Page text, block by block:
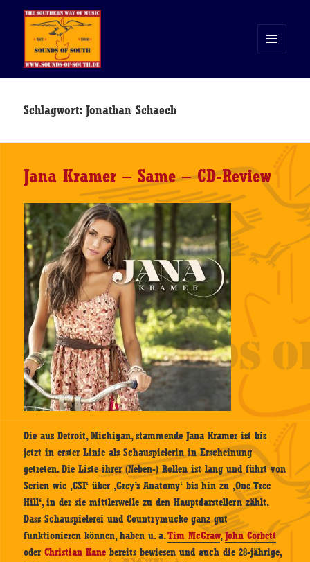
WIDGETS
Schlagwort:Jonathan Schaech
Jana Kramer – Same – CD-Review
Die aus Detroit, Michigan, stammende Jana Kramer ist bis
jetzt in erster Linie als Schauspielerin in Erscheinung
getreten. Die Liste ihrer (Neben-) Rollen ist lang und führt von
Serien wie ‚CSI‘ über ‚Grey’s Anatomy‘ bis hin zu ‚One Tree
Hill‘, in der sie mittlerweile zu den Hauptdarstellern zählt.
Dass Schauspielerei und Countrymucke ganz gut
funktionieren können, haben u. a.Tim McGraw,John Corbett
oderChristian Kane bereits bewiesen und auch die 28-jährige,